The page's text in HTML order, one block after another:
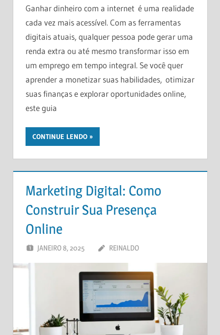
Ganhar dinheiro com a internet é uma realidade
cada vez mais acessível. Com as ferramentas
digitais atuais, qualquer pessoa pode gerar uma
renda extra ou até mesmo transformar isso em
um emprego em tempo integral. Se você quer
aprender a monetizar suas habilidades, otimizar
suas finanças e explorar oportunidades online,
este guia
CONTINUE LENDO
Marketing Digital: Como
Construir Sua Presença
Online
JANEIRO 8, 2025 REINALDO